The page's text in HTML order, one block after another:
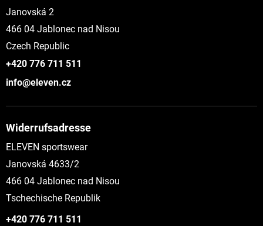
Janovská 2
466 04 Jablonec nad Nisou
Czech Republic
+420 776 711 511
info@eleven.cz
Widerrufsadresse
ELEVEN sportswear
Janovská 4633/2
466 04 Jablonec nad Nisou
Tschechische Republik
+420 776 711 511